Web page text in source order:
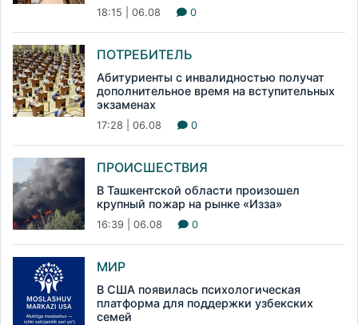
18:15 | 06.08 0
ПОТРЕБИТЕЛЬ
Абитуриенты с инвалидностью получат
дополнительное время на вступительных
экзаменах
17:28 | 06.08 0
ПРОИСШЕСТВИЯ
В Ташкентской области произошел
крупный пожар на рынке «Изза»
16:39 | 06.08 0
МИР
В США появилась психологическая
платформа для поддержки узбекских
семей